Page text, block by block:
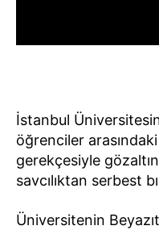
İstanbul
öğrenciler arasındaki
gerekçesiyle
savcılıktan serbest
Üniversitenin